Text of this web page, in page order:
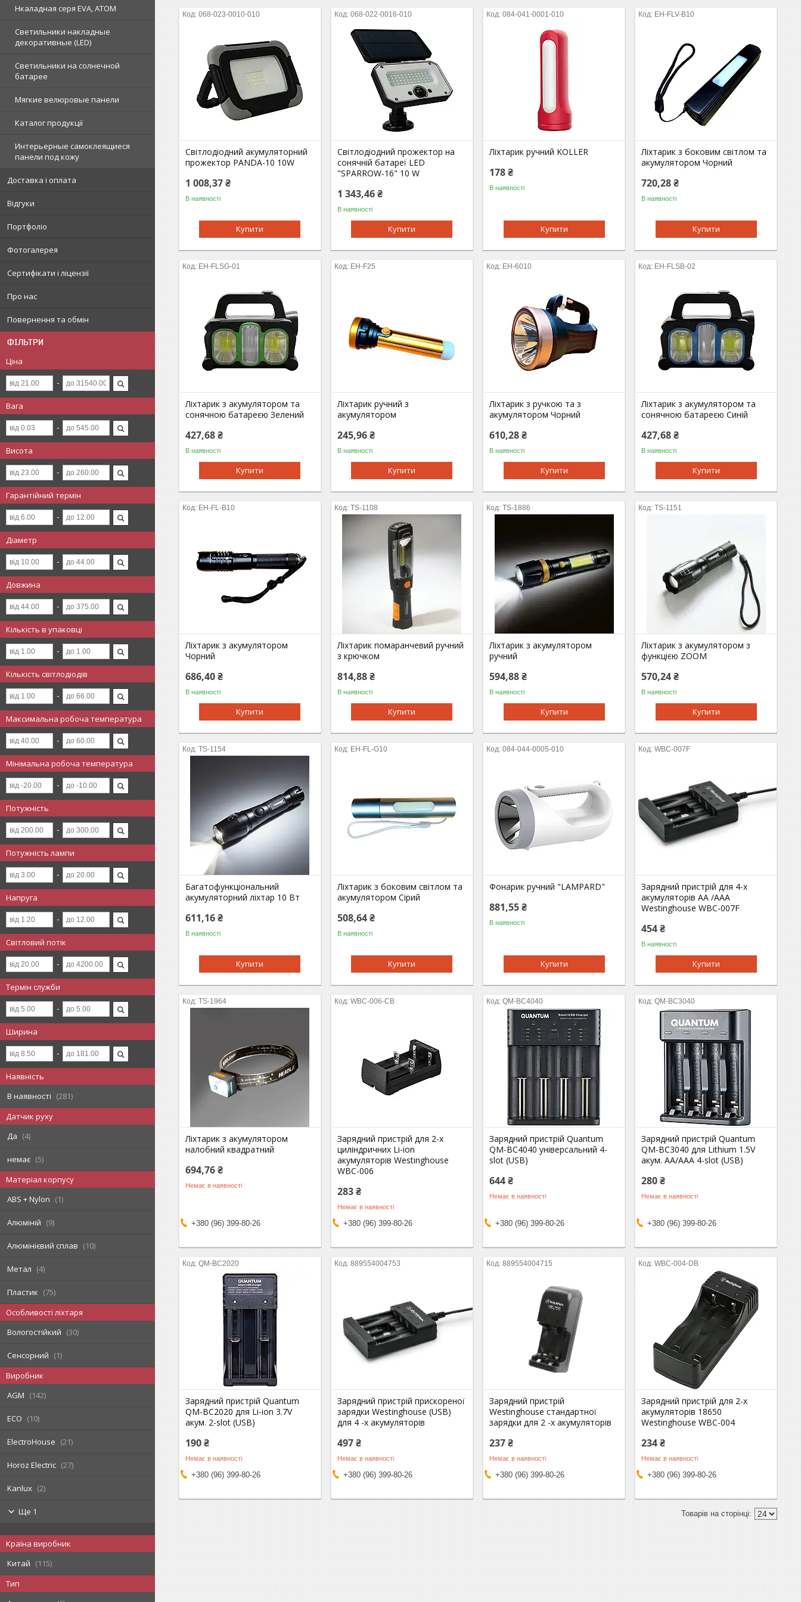
Нкаладная серя EVA, ATOM
Светильники накладные
декоративные (LED)
Светильники на солнечной
батарее
Мягкие велюровые панели
Каталог продукції
Интерьерные самоклеящиеся
панели под кожу
Доставка і оплата
Відгуки
Портфоліо
Фотогалерея
Сертифікати і ліцензії
Про нас
Повернення та обмін
ФІЛЬТРИ
Ціна
Вага
Висота
Гарантійний термін
Діаметр
Довжина
Кількість в упаковці
Кількість світлодіодів
Максимальна робоча температура
Мінімальна робоча температура
Потужність
Потужність лампи
Напруга
Світловий потік
Термін служби
Ширина
Наявність
В наявності
281
Датчик руху
Да
4
немає
5
Матеріал корпусу
ABS + Nylon
1
Алюміній 9
Алюмінієвий сплав 10
Метал 4
Пластик
75
Особливості ліхтаря
Вологостійкий
30
Сенсорний
1
Виробник
AGM
142
ECO 10
ElectroHouse 21
Horoz Electric 27
Kanlux 2
Ще 1
Країна виробник
Китай
115
Тип
068-023-0010-010
Світлодіодний акумуляторний
прожектор PANDA-10 10W
1 008,37 ₴
В наявності
Купити
068-022-0016-010
Світлодіодний прожектоp на
сонячній батареї LED
"SPARROW-16" 10 W
1 343,46 ₴
В наявності
Купити
084-041-0001-010
Ліхтарик ручний KOLLER
178 ₴
В наявності
Купити
EH-FLV-B10
Ліхтарик з боковим світлом та
акумулятором Чорний
720,28 ₴
В наявності
Купити
EH-FLSG-01
Ліхтарик з акумулятором та
сонячною батареєю Зелений
427,68 ₴
В наявності
Купити
EH-F25
Ліхтарик ручний з
акумулятором
245,96 ₴
В наявності
Купити
EH-6010
Ліхтарик з ручкою та з
акумулятором Чорний
610,28 ₴
В наявності
Купити
EH-FLSB-02
Ліхтарик з акумулятором та
сонячною батареєю Синій
427,68 ₴
В наявності
Купити
EH-FL-B10
Ліхтарик з акумулятором
Чорний
686,40 ₴
В наявності
Купити
TS-1108
Ліхтарик помаранчевий ручний
з крючком
814,88 ₴
В наявності
Купити
TS-1886
Ліхтарик з акумулятором
ручний
594,88 ₴
В наявності
Купити
TS-1151
Ліхтарик з акумулятором з
функцією ZOOM
570,24 ₴
В наявності
Купити
TS-1154
Багатофункціональний
акумуляторний ліхтар 10 Вт
611,16 ₴
В наявності
Купити
EH-FL-G10
Ліхтарик з боковим світлом та
акумулятором Сірий
508,64 ₴
В наявності
Купити
084-044-0005-010
Фонарик ручний "LAMPARD"
881,55 ₴
В наявності
Купити
WBC-007F
Зарядний пристрій для 4-х
акумуляторів АA /AAA
Westinghouse WBC-007F
454 ₴
В наявності
Купити
TS-1964
Ліхтарик з акумулятором
налобний квадратний
694,76 ₴
Немає в наявності
+380 (96) 399-80-26
WBC-006-CB
Зарядний пристрій для 2-х
циліндричних Li-ion
акумуляторів Westinghouse
WBC-006
283 ₴
Немає в наявності
+380 (96) 399-80-26
QM-BC4040
Зарядний пристрій Quantum
QM-BC4040 універсальний 4-
slot (USB)
644 ₴
Немає в наявності
+380 (96) 399-80-26
QM-BC3040
Зарядний пристрій Quantum
QM-BC3040 для Lithium 1.5V
акум. AA/AAA 4-slot (USB)
280 ₴
Немає в наявності
+380 (96) 399-80-26
QM-BC2020
Зарядний пристрій Quantum
QM-BC2020 для Li-ion 3.7V
акум. 2-slot (USB)
190 ₴
Немає в наявності
+380 (96) 399-80-26
889554004753
Зарядний пристрій прискореної
зарядки Westinghousе (USB)
для 4 -х акумуляторів
497 ₴
Немає в наявності
+380 (96) 399-80-26
889554004715
Зарядний пристрій
Westinghousе стандартної
зарядки для 2 -х акумуляторів
237 ₴
Немає в наявності
+380 (96) 399-80-26
WBC-004-DB
Зарядний пристрій для 2-х
акумуляторів 18650
Westinghouse WBC-004
234 ₴
Немає в наявності
+380 (96) 399-80-26